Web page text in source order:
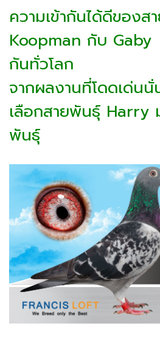
ความเข้ากันได้ดีของส
Koopman กับ
กันทั่วโลก
จากผลงานที่โดดเด่นนั่
เลือกสายพันธุ์ Harry
พันธุ์